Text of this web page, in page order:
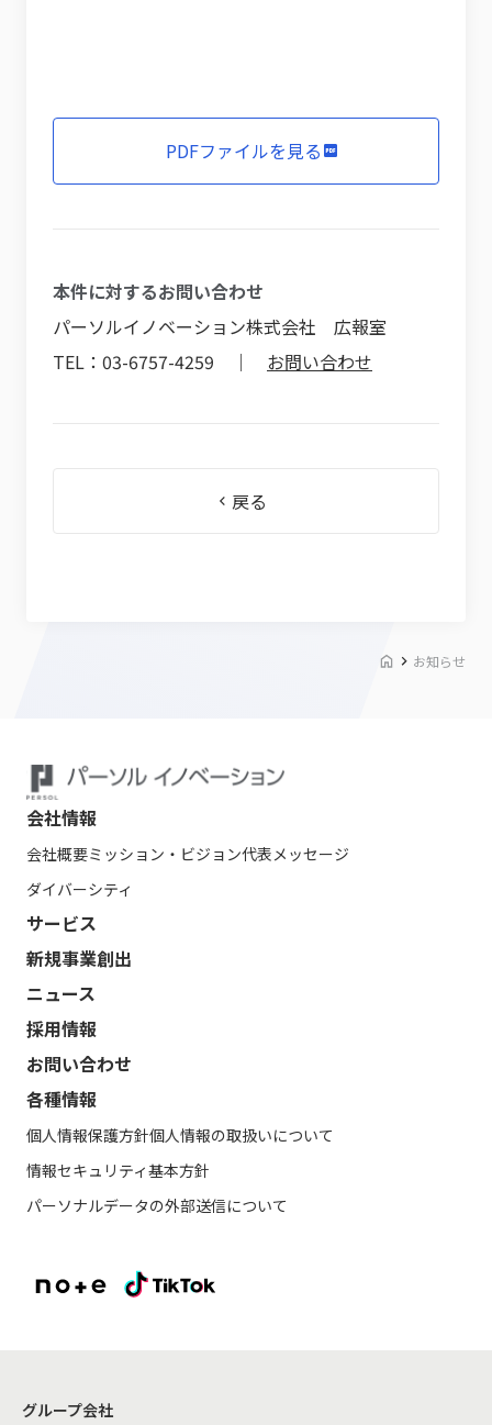
PDFファイルを見る
本件に対するお問い合わせ
パーソルイノベーション株式会社 広報室
TEL：03-6757-4259 ｜ お問い合わせ
戻る
お知らせ
会社情報
会社概要ミッション・ビジョン代表メッセージ
ダイバーシティ
サービス
新規事業創出
ニュース
採用情報
お問い合わせ
各種情報
個人情報保護方針個人情報の取扱いについて
情報セキュリティ基本方針
パーソナルデータの外部送信について
グループ会社